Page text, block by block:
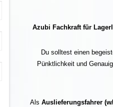
Azubi Fachkraft für
Du solltest einen
Pünktlichkeit und
Als Auslieferungsfahrer